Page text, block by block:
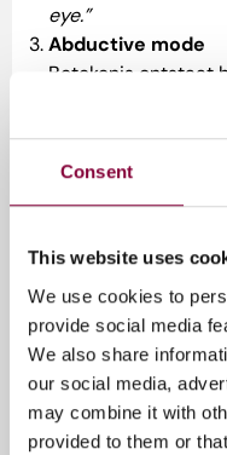
Consent
This website uses
We use cookies to
provide social media
We also share
our social media,
may combine it with
provided to them or
eye.”
Abductive mode
Betekenis ontstaat
maker en AI. Niet
systeem elkaar
Dit is interessant
provenance en
vaardigheden en
AI wordt daarmee
vraagstuk, maar ook
creatieve praktijk en